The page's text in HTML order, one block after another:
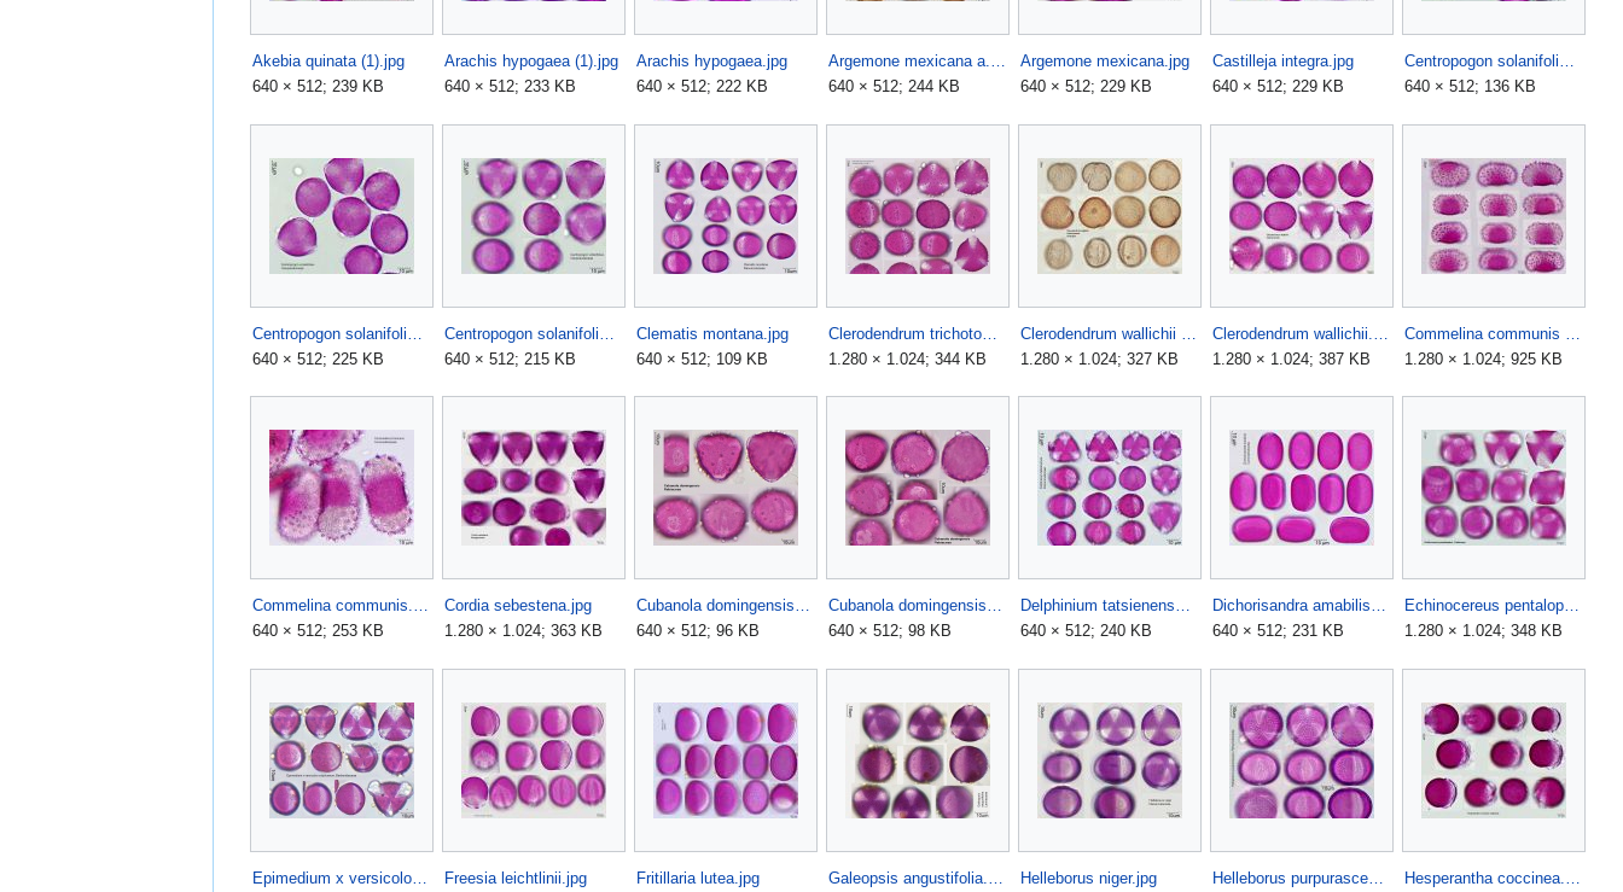
Akebia quinata (1).jpg
640 × 512; 239 KB
Arachis hypogaea (1).jpg
640 × 512; 233 KB
Arachis hypogaea.jpg
640 × 512; 222 KB
Argemone mexicana a.jpg
640 × 512; 244 KB
Argemone mexicana.jpg
640 × 512; 229 KB
Castilleja integra.jpg
640 × 512; 229 KB
Centropogon solanifolius (1).jpg
640 × 512; 136 KB
640 × 512; 225 KB
640 × 512; 215 KB
Clematis montana.jpg
640 × 512; 109 KB
1.280 × 1.024; 344 KB
1.280 × 1.024; 327 KB
1.280 × 1.024; 387 KB
1.280 × 1.024; 925 KB
Commelina communis.jpg
640 × 512; 253 KB
Cordia sebestena.jpg
1.280 × 1.024; 363 KB
Cubanola domingensis (1).jpg
640 × 512; 96 KB
Cubanola domingensis (2).jpg
640 × 512; 98 KB
Delphinium tatsienense.jpg
640 × 512; 240 KB
Dichorisandra amabilis.jpg
640 × 512; 231 KB
Echinocereus pentalophus.jpg
1.280 × 1.024; 348 KB
Freesia leichtlinii.jpg
Fritillaria lutea.jpg
Helleborus niger.jpg